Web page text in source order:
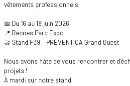
vêtements professionnels.
📅 Du 16 au 18 juin 2026
📍 Rennes Parc Expo
🤝 Stand F39 – PRÉVENTICA Grand Ouest
Nous avons hâte de vous rencontrer et
projets !
À mardi sur notre stand.